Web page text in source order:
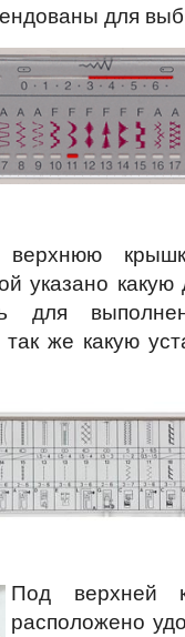
для
указано
для
же какую
Под верхней
расположено